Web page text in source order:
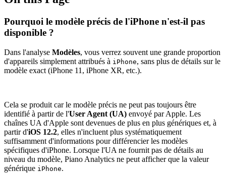
Pourquoi le modèle précis de l'iPhone n'est-il pas
disponible ?
Dans l'analyse Modèles, vous verrez souvent une grande proportion
d'appareils simplement attribués à iPhone, sans plus de détails sur le
modèle exact (iPhone 11, iPhone XR, etc.).
Cela se produit car le modèle précis ne peut pas toujours être
identifié à partir de l'User Agent (UA) envoyé par Apple. Les
chaînes UA d'Apple sont devenues de plus en plus génériques et, à
partir d'iOS 12.2, elles n'incluent plus systématiquement
suffisamment d'informations pour différencier les modèles
spécifiques d'iPhone. Lorsque l'UA ne fournit pas de détails au
niveau du modèle, Piano Analytics ne peut afficher que la valeur
générique iPhone.